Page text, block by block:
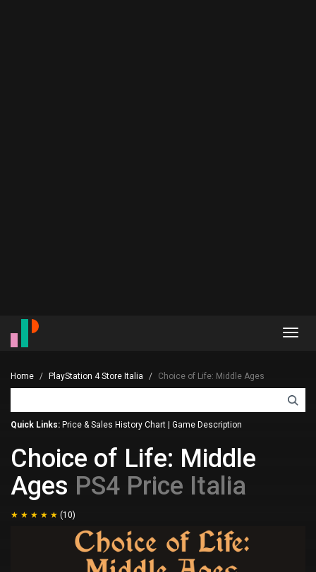
Home PlayStation 4 Store Italia Choice of Life: Middle Ages
Quick Links: Price & Sales History Chart Game Description
Choice of Life: Middle
Ages PS4 Price Italia
(10)